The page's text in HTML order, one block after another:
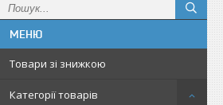
Товари зі знижкою
Категорії товарів